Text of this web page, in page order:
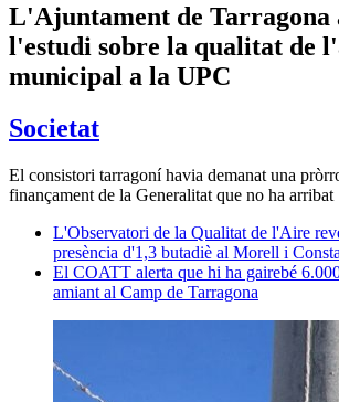
L'Ajuntament de Tarragona
l'estudi sobre la qualitat de
municipal a la UPC
Societat
El consistori tarragoní havia demanat una
finançament de la Generalitat que no ha arribat
L'Observatori de la Qualitat de l'Aire
presència d'1,3 butadiè al Morell i
El COATT alerta que hi ha gairebé
amiant al Camp de Tarragona